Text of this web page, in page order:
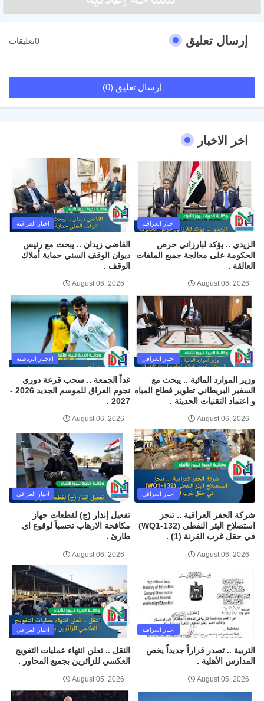
إرسال تعليق 0تعليقات
إرسال تعليق (0)
اخر الاخبار
اخبار العراقية
الزيدي .. يؤكد لبارزاني حرص
الحكومة على معالجة جميع الملفات
العالقة .
August 06, 2026
اخبار العراقية
القاضي زيدان .. يبحث مع رئيس
ديوان الوقف السني حماية أملاك
الوقف .
August 06, 2026
اخبار العراقي
وزير الموارد المائية .. يبحث مع
السفير البريطاني تطوير قطاع المياه
و اعتماد التقنيات الحديثة .
August 06, 2026
الاخبار الرياضية
غداً الجمعة .. سحب قرعة دوري
نجوم العراق للموسم الجديد 2026 -
2027 .
August 06, 2026
اخبار العراقي
شركة الحفر العراقية .. تنجز
استصلاح البئر النفطي (WQ1-132)
في حقل غرب القرنة (1) .
August 06, 2026
اخبار العراقي
تفعيل إنذار (ج) لقطعات جهاز
مكافحة الارهاب تحسباً لوقوع اي
طارئ .
August 06, 2026
اخبار العراقية
التربية .. تصدر قراراً جديداً يخص
المدارس الأهلية .
August 05, 2026
اخبار العراقي
النقل .. تعلن انتهاء عمليات التفويج
العكسي للزائرين بجميع المحاور .
August 05, 2026